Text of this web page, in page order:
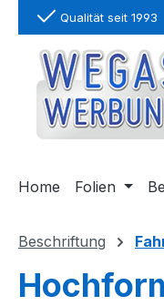
Zur
Qualität seit 1993
Home Folien
Beschriftung